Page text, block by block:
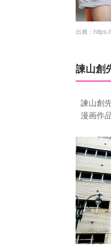
出典：
諫山創
諫山創
漫画作